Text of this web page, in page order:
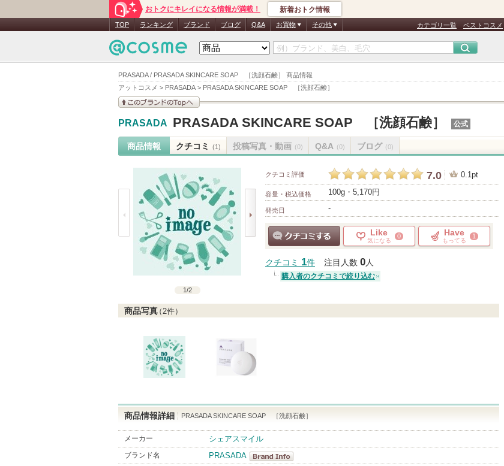
PRASADA / PRASADA SKINCARE SOAP ［洗顔石鹸］ 商品情報
アットコスメ > PRASADA > PRASADA SKINCARE SOAP ［洗顔石鹸］
おトクにキレイになる情報が満載！ 新着おトク情報
TOP ランキング ブランド ブログ Q&A お買物 その他 カテゴリ一覧 ベストコスメ
PRASADA PRASADA SKINCARE SOAP ［洗顔石鹸］ 公式
商品情報 クチコミ (1) 投稿写真・動画 (0) Q&A (0) ブログ (0)
1/2
クチコミ評価 7.0 0.1pt
容量・税込価格 100g・5,170円
発売日 -
Like
気になる
0 Have
もってる
1
クチコミ 1件 注目人数 0人
購入者のクチコミで絞り込む
商品写真（2件）
商品情報詳細 PRASADA SKINCARE SOAP ［洗顔石鹸］
メーカー シェアスマイル
ブランド名
PRASADA